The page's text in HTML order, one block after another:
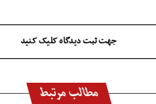
جهت ثبت دیدگاه کلیک کنید
مطالب مرتبط